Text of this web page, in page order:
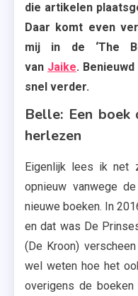
die artikelen
Daar komt even
mij in de ‘The
van Jaike.
snel verder.
Belle: Een
herlezen
Eigenlijk lees ik net
opnieuw vanwege
nieuwe boeken. In
en dat was De
(De Kroon)
wel weten hoe het
overigens de boeken